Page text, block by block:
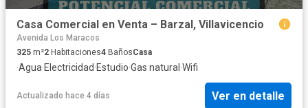
Casa Comercial en Venta – Barzal, Villavicencio
Avenida Los Maracos
325 m²2 Habitaciones4 BañosCasa
·Agua·Electricidad·Estudio·Gas natural ·Wifi
Actualizado hace 4 días Ver en detalle